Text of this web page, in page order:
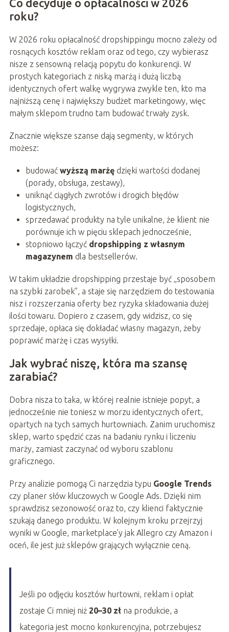
Co decyduje o opłacalności w 2026
roku?
W 2026 roku opłacalność dropshippingu mocno zależy od
rosnących kosztów reklam oraz od tego, czy wybierasz
nisze z sensowną relacją popytu do konkurencji. W
prostych kategoriach z niską marżą i dużą liczbą
identycznych ofert walkę wygrywa zwykle ten, kto ma
najniższą cenę i największy budżet marketingowy, więc
małym sklepom trudno tam budować trwały zysk.
Znacznie większe szanse dają segmenty, w których
możesz:
budować wyższą marżędzięki wartości dodanej
(porady, obsługa, zestawy),
uniknąć ciągłych zwrotów i drogich błędów
logistycznych,
sprzedawać produkty na tyle unikalne, że klient nie
porównuje ich w pięciu sklepach jednocześnie,
stopniowo łączyć dropshipping z własnym
magazynem dla bestsellerów.
W takim układzie dropshipping przestaje być „sposobem
na szybki zarobek”, a staje się narzędziem do testowania
nisz i rozszerzania oferty bez ryzyka składowania dużej
ilości towaru. Dopiero z czasem, gdy widzisz, co się
sprzedaje, opłaca się dokładać własny magazyn, żeby
poprawić marżę i czas wysyłki.
Jak wybrać niszę, która ma szansę
zarabiać?
Dobra nisza to taka, w której realnie istnieje popyt, a
jednocześnie nie toniesz w morzu identycznych ofert,
opartych na tych samych hurtowniach. Zanim uruchomisz
sklep, warto spędzić czas na badaniu rynku i liczeniu
marży, zamiast zaczynać od wyboru szablonu
graficznego.
Przy analizie pomogą Ci narzędzia typu Google Trends
czy planer słów kluczowych w Google Ads. Dzięki nim
sprawdzisz sezonowość oraz to, czy klienci faktycznie
szukają danego produktu. W kolejnym kroku przejrzyj
wyniki w Google, marketplace’y jak Allegro czy Amazon i
oceń, ile jest już sklepów grających wyłącznie ceną.
Jeśli po odjęciu kosztów hurtowni, reklam i opłat
zostaje Ci mniej niż 20–30 złna produkcie, a
kategoria jest mocno konkurencyjna, potrzebujesz